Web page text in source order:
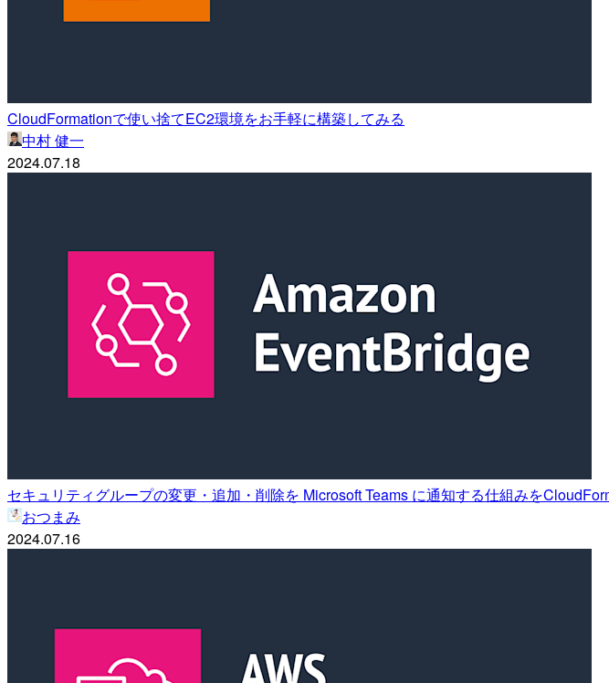
CloudFormationで使い捨てEC2環境をお手軽に構築してみる
中村 健一
2024.07.18
セキュリティグループの変更・追加・削除を Microsoft Teams に通知する仕組みを
おつまみ
2024.07.16